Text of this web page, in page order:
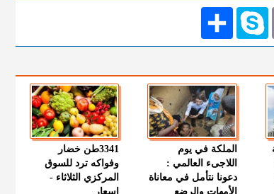
انشر Skype
الملكة في يوم
اللاجىء العالمي :
دعونا نتأمل في معاناة
الأمهات والرضع
3341طن خضار
وفواكه ترد للسوق
المركزي الثلاثاء -
اسعار